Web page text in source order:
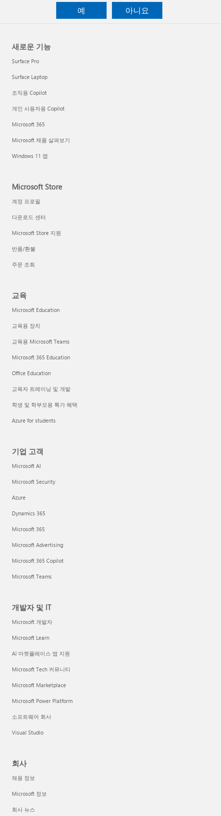
예
아니요
새로운 기능
Surface Pro
Surface Laptop
조직용 Copilot
개인 사용자용 Copilot
Microsoft 365
Microsoft 제품 살펴보기
Windows 11 앱
Microsoft Store
계정 프로필
다운로드 센터
Microsoft Store 지원
반품/환불
주문 조회
교육
Microsoft Education
교육용 장치
교육용 Microsoft Teams
Microsoft 365 Education
Office Education
교육자 트레이닝 및 개발
학생 및 학부모용 특가 혜택
Azure for students
기업 고객
Microsoft AI
Microsoft Security
Azure
Dynamics 365
Microsoft 365
Microsoft Advertising
Microsoft 365 Copilot
Microsoft Teams
개발자 및 IT
Microsoft 개발자
Microsoft Learn
AI 마켓플레이스 앱 지원
Microsoft Tech 커뮤니티
Microsoft Marketplace
Microsoft Power Platform
소프트웨어 회사
Visual Studio
회사
채용 정보
Microsoft 정보
회사 뉴스